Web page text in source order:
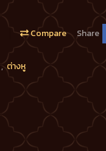
Compare Share
,ต่างหู